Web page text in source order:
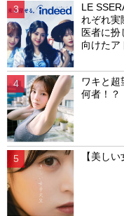
LE
れぞれ実
医者に扮
向けたア
ワキと超
何者！？
【美し